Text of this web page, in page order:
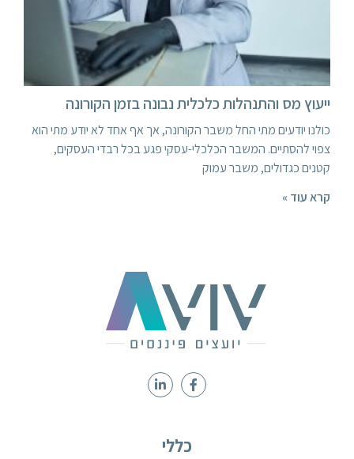
ייעוץ מס והתנהלות כלכלית נבונה בזמן הקורונה
כולנו יודעים מתי החל משבר הקורונה, אך אף אחד לא יודע מתי הוא
צפוי להסתיים. המשבר הכלכלי-עסקי פגע בכל רבדי העסקים,
קטנים כגדולים, משבר עמוק
קרא עוד »
כללי